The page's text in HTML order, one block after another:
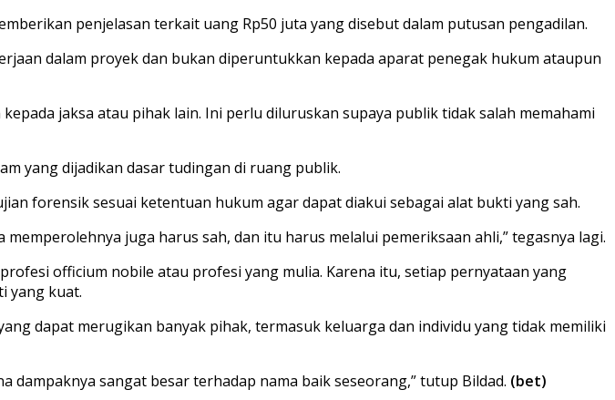
penjelasan terkait uang Rp50 juta yang disebut dalam putusan pengadilan.
dalam proyek dan bukan diperuntukkan kepada aparat penegak hukum ataupun
jaksa atau pihak lain. Ini perlu diluruskan supaya publik tidak salah memahami
yang dijadikan dasar tudingan di ruang publik.
forensik sesuai ketentuan hukum agar dapat diakui sebagai alat bukti yang sah.
juga harus sah, dan itu harus melalui pemeriksaan ahli,” tegasnya lagi.
officium nobile atau profesi yang mulia. Karena itu, setiap pernyataan yang
yang kuat.
dapat merugikan banyak pihak, termasuk keluarga dan individu yang tidak memiliki
dampaknya sangat besar terhadap nama baik seseorang,” tutup Bildad. (bet)